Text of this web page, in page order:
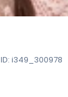
ID: i349_300978